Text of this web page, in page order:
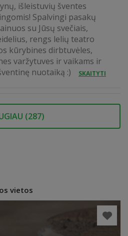
išleistuvių šventes
Spalvingi pasakų
su Jūsų svečiais,
rengs lelių teatro
kūrybines dirbtuvėles,
varžytuves ir vaikams ir
nuotaiką :)
SKAITYTI
(287)
vietos